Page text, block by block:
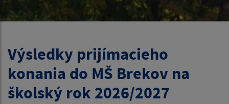
Výsledky prijímacieho
konania do MŠ Brekov na
školský rok 2026/2027